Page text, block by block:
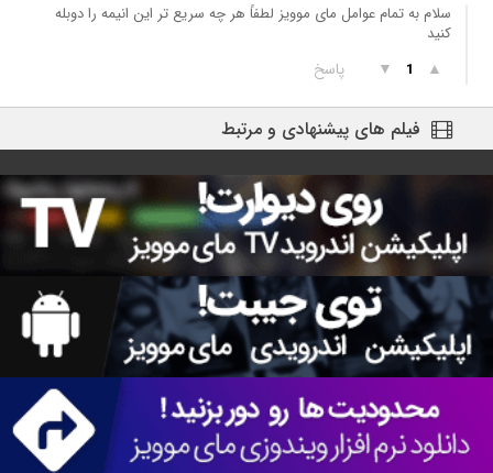
سلام به تمام عوامل مای موویز لطفاً هر چه سریع تر این انیمه را دوبله
کنید
▲
1
▼ پاسخ
فیلم های پیشنهادی و مرتبط